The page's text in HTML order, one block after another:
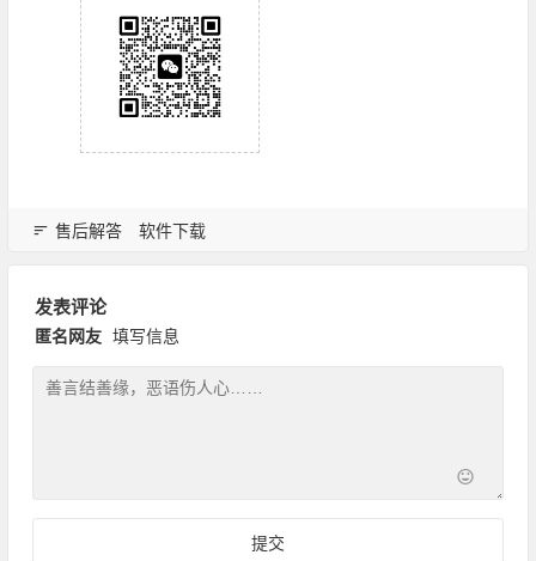
售后解答 软件下载
发表评论
匿名网友 填写信息